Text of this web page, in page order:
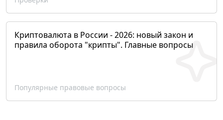
Криптовалюта в России - 2026: новый закон и
правила оборота "крипты". Главные вопросы
Популярные правовые вопросы